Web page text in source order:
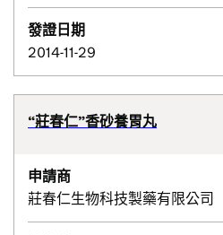
發證日期
2014-11-29
“莊春仁”香砂養胃丸
申請商
莊春仁生物科技製藥有限公司